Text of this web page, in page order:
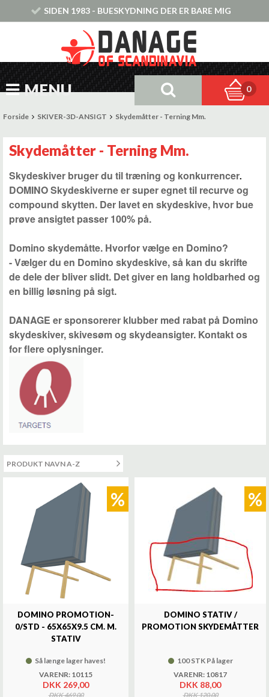
SIDEN 1983 - BUESKYDNING DER ER BARE MIG
MENU 0
Forside SKIVER-3D-ANSIGT Skydemåtter - Terning Mm.
Skydemåtter - Terning Mm.
Skydeskiver bruger du til træning og konkurrencer.
DOMINO Skydeskiverne er super egnet til recurve og
compound skytten. Der lavet en skydeskive, hvor bue
prøve ansigtet passer 100% på.
Domino skydemåtte. Hvorfor vælge en Domino?
- Vælger du en Domino skydeskive, så kan du skrifte
de dele der bliver slidt. Det giver en lang holdbarhed og
en billig løsning på sigt.
DANAGE er sponsorerer klubber med rabat på Domino
skydeskiver, skivesøm og skydeansigter. Kontakt os
for flere oplysninger.
DOMINO PROMOTION-
0/STD - 65X65X9.5 CM. M.
STATIV
Så længe lager haves!
VARENR: 10115
DKK 269,00
DKK 469,00
%
DOMINO STATIV /
PROMOTION SKYDEMÅTTER
100 STK På lager
VARENR: 10817
DKK 88,00
DKK 120,00
%